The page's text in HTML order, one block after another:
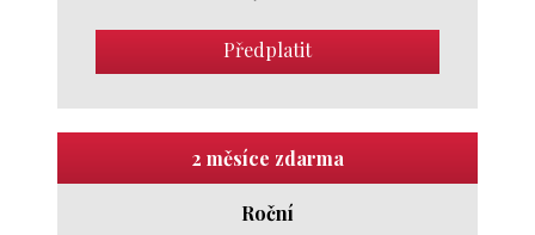
Předplatit
2 měsíce zdarma
Roční